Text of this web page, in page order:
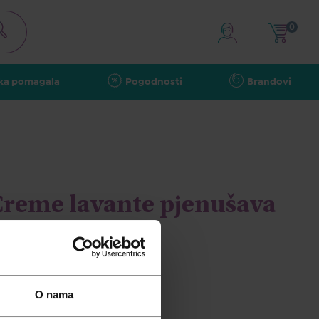
O nama
pomagala Pogodnosti Brandovi
0
lavante pjenušava
500ml